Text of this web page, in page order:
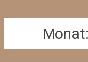
Monat: